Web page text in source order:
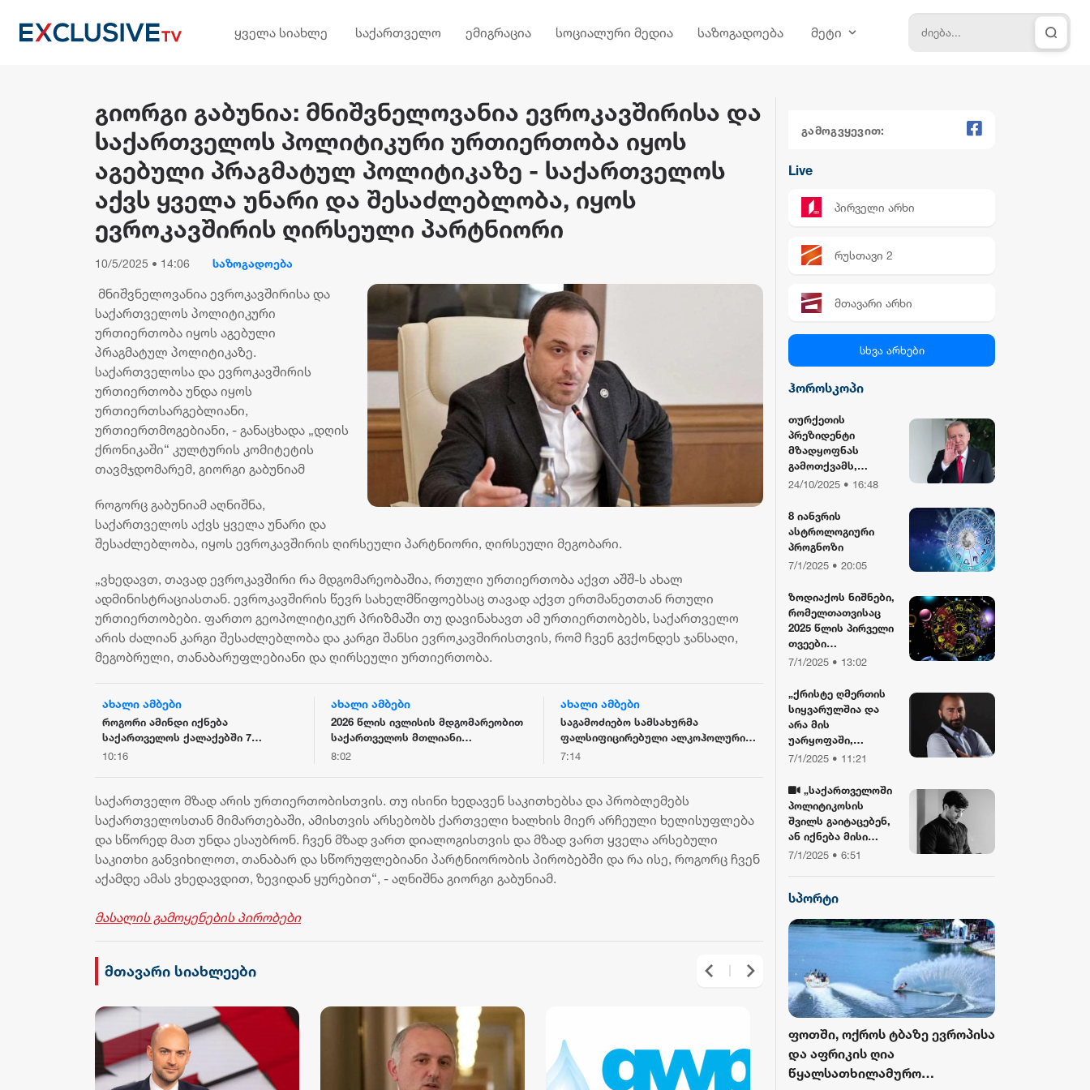
ყველა სიახლე საქართველო ემიგრაცია სოციალური მედია საზოგადოება მეტი
გიორგი გაბუნია: მნიშვნელოვანია ევროკავშირისა და
საქართველოს პოლიტიკური ურთიერთობა იყოს
აგებული პრაგმატულ პოლიტიკაზე - საქართველოს
აქვს ყველა უნარი და შესაძლებლობა, იყოს
ევროკავშირის ღირსეული პარტნიორი
10/5/2025 • 14:06 საზოგადოება
მნიშვნელოვანია ევროკავშირისა და
საქართველოს პოლიტიკური
ურთიერთობა იყოს აგებული
პრაგმატულ პოლიტიკაზე.
საქართველოსა და ევროკავშირის
ურთიერთობა უნდა იყოს
ურთიერთსარგებლიანი,
ურთიერთმოგებიანი, - განაცხადა „დღის
ქრონიკაში“ კულტურის კომიტეტის
თავმჯდომარემ, გიორგი გაბუნიამ
როგორც გაბუნიამ აღნიშნა,
საქართველოს აქვს ყველა უნარი და
შესაძლებლობა, იყოს ევროკავშირის ღირსეული პარტნიორი, ღირსეული მეგობარი.
„ვხედავთ, თავად ევროკავშირი რა მდგომარეობაშია, რთული ურთიერთობა აქვთ აშშ-ს ახალ
ადმინისტრაციასთან. ევროკავშირის წევრ სახელმწიფოებსაც თავად აქვთ ერთმანეთთან რთული
ურთიერთობები. ფართო გეოპოლიტიკურ პრიზმაში თუ დავინახავთ ამ ურთიერთობებს, საქართველო
არის ძალიან კარგი შესაძლებლობა და კარგი შანსი ევროკავშირისთვის, რომ ჩვენ გვქონდეს ჯანსაღი,
მეგობრული, თანაბარუფლებიანი და ღირსეული ურთიერთობა.
ახალი ამბები
როგორი ამინდი იქნება
საქართველოს ქალაქებში 7
აგვისტოს
10:16
ახალი ამბები
2026 წლის ივლისის მდგომარეობით
საქართველოს მთლიანი
საერთაშორისო რეზერვები 7.5
8:02
ახალი ამბები
საგამოძიებო სამსახურმა
ფალსიფიცირებული ალკოჰოლური
სასმელებისა და ყალბი აქციზური
7:14
საქართველო მზად არის ურთიერთობისთვის. თუ ისინი ხედავენ საკითხებსა და პრობლემებს
საქართველოსთან მიმართებაში, ამისთვის არსებობს ქართველი ხალხის მიერ არჩეული ხელისუფლება
და სწორედ მათ უნდა ესაუბრონ. ჩვენ მზად ვართ დიალოგისთვის და მზად ვართ ყველა არსებული
საკითხი განვიხილოთ, თანაბარ და სწორუფლებიანი პარტნიორობის პირობებში და რა ისე, როგორც ჩვენ
აქამდე ამას ვხედავდით, ზევიდან ყურებით“, - აღნიშნა გიორგი გაბუნიამ.
მასალის გამოყენების პირობები
მთავარი სიახლეები
გამოგვყევით:
Live
პირველი არხი
რუსთავი 2
მთავარი არხი
პალიტრა News
სილქ უნივერსალი
TV პირველი
რიონი
სხვა არხები
ჰოროსკოპი
თურქეთის
პრეზიდენტი
მზადყოფნას
გამოთქვამს,
რუსეთისა და აშშ-
მასპინძლობისთვის
24/10/2025 • 16:48
8 იანვრის
ასტროლოგიური
პროგნოზი
7/1/2025 • 20:05
ზოდიაქოს ნიშნები,
რომელთათვისაც
2025 წლის პირველი
თვეები
განსაკუთრებით
იქნება
7/1/2025 • 13:02
„ქრისტე ღმერთის
სიყვარულშია და
არა მის
უარყოფაში,
ბიბლიასთან და
გიორგი ლობჯანიძე
შობის
დღესასწაულზე
7/1/2025 • 11:21
„საქართველოში
პოლიტიკოსის
შვილს გაიტაცებენ,
ან იქნება მისი
სიკვდილი... ბანკზე
ვერტმფრენი“ -
წინასწარმეტყველე
7/1/2025 • 6:51
სპორტი
„ბორჯღალოსნებმა“ ჩილეს
ნაკრები დაამარცხეს
18 ივლისი 19:47
და ჩემპიონთა ლიგის მესამედ
მოგება“ - ფრანგული გამოცემა
ფოთში, ოქროს ტბაზე ევროპისა
და აფრიკის ღია
წყალსათხილამურო